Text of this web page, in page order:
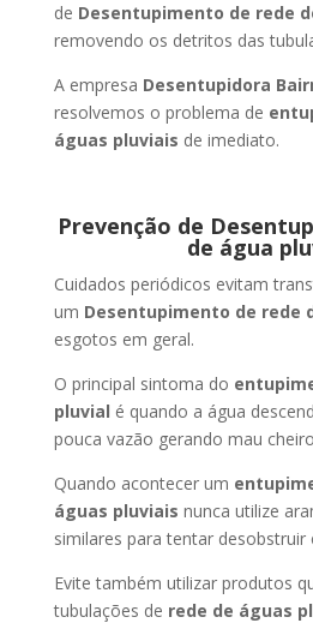
de Desentupimento de rede
removendo os detritos das
A empresa Desentupidora
resolvemos o problema de
águas pluviais de imediato.
Prevenção de
de água
Cuidados periódicos evitam
um Desentupimento de rede
esgotos em geral.
O principal sintoma do
pluvial é quando a água
pouca vazão gerando mau
Quando acontecer um
águas pluviais nunca utilize
similares para tentar desobstruir
Evite também utilizar produtos
tubulações de rede de águas